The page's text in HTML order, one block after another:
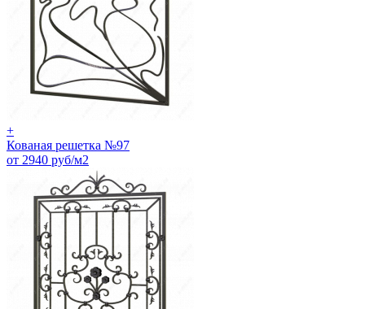
+
Кованая решетка №97
от 2940 руб/м2